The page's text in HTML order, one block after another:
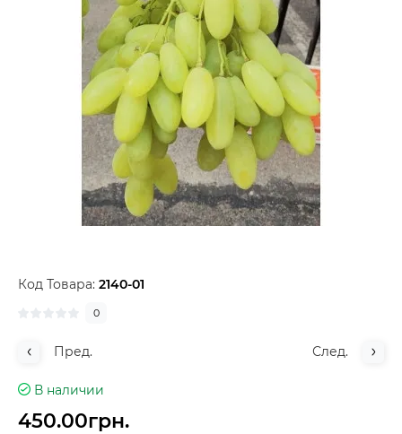
Код Товара: 2140-01
0
Пред. След.
В наличии
450.00грн.